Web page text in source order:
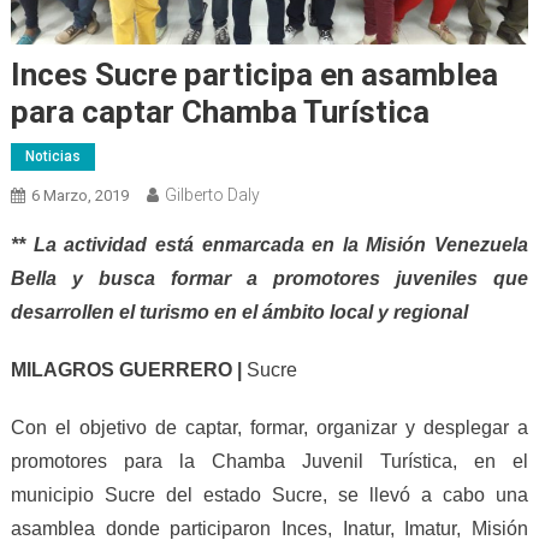
Inces Sucre participa en asamblea
para captar Chamba Turística
Noticias
6 Marzo, 2019 Gilberto Daly
** La actividad está enmarcada en la Misión Venezuela
Bella y busca formar a promotores juveniles que
desarrollen el turismo en el ámbito local y regional
MILAGROS GUERRERO | Sucre
Con el objetivo de captar, formar, organizar y desplegar a
promotores para la Chamba Juvenil Turística, en el
municipio Sucre del estado Sucre, se llevó a cabo una
asamblea donde participaron Inces, Inatur, Imatur, Misión